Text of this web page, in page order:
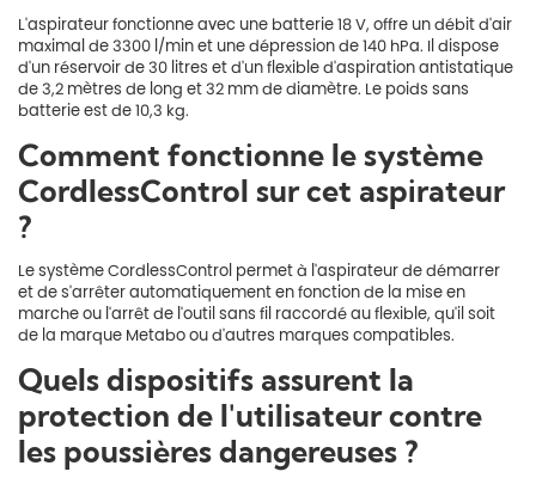
L'aspirateur fonctionne avec une batterie 18 V, offre un débit d'air
maximal de 3300 l/min et une dépression de 140 hPa. Il dispose
d'un réservoir de 30 litres et d'un flexible d'aspiration antistatique
de 3,2 mètres de long et 32 mm de diamètre. Le poids sans
batterie est de 10,3 kg.
Comment fonctionne le système
CordlessControl sur cet aspirateur
?
Le système CordlessControl permet à l'aspirateur de démarrer
et de s'arrêter automatiquement en fonction de la mise en
marche ou l'arrêt de l'outil sans fil raccordé au flexible, qu'il soit
de la marque Metabo ou d'autres marques compatibles.
Quels dispositifs assurent la
protection de l'utilisateur contre
les poussières dangereuses ?